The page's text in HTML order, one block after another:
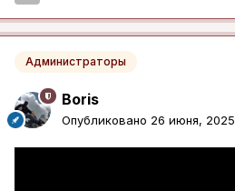
Администраторы
Boris
Опубликовано 26 июня, 2025